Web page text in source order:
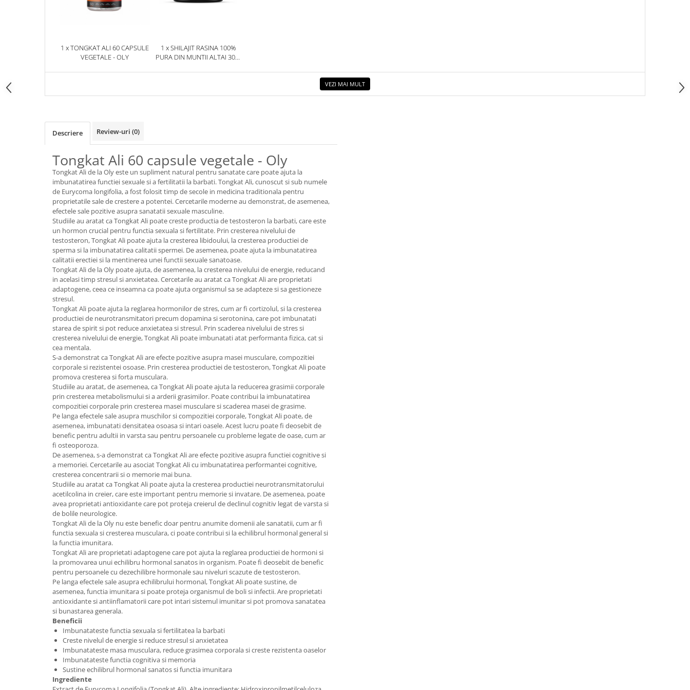
1 x TONGKAT ALI 60 CAPSULE
VEGETALE - OLY
1 x SHILAJIT RASINA 100%
PURA DIN MUNTII ALTAI 30G.
VEZI MAI MULT
Descriere Review-uri (0)
Tongkat Ali 60 capsule vegetale - Oly
Tongkat Ali de la Oly este un supliment natural pentru sanatate care poate ajuta la
imbunatatirea functiei sexuale si a fertilitatii la barbati. Tongkat Ali, cunoscut si sub numele
de Eurycoma longifolia, a fost folosit timp de secole in medicina traditionala pentru
proprietatile sale de crestere a potentei. Cercetarile moderne au demonstrat, de asemenea,
efectele sale pozitive asupra sanatatii sexuale masculine.
Studiile au aratat ca Tongkat Ali poate creste productia de testosteron la barbati, care este
un hormon crucial pentru functia sexuala si fertilitate. Prin cresterea nivelului de
testosteron, Tongkat Ali poate ajuta la cresterea libidoului, la cresterea productiei de
sperma si la imbunatatirea calitatii spermei. De asemenea, poate ajuta la imbunatatirea
calitatii erectiei si la mentinerea unei functii sexuale sanatoase.
Tongkat Ali de la Oly poate ajuta, de asemenea, la cresterea nivelului de energie, reducand
in acelasi timp stresul si anxietatea. Cercetarile au aratat ca Tongkat Ali are proprietati
adaptogene, ceea ce inseamna ca poate ajuta organismul sa se adapteze si sa gestioneze
stresul.
Tongkat Ali poate ajuta la reglarea hormonilor de stres, cum ar fi cortizolul, si la cresterea
productiei de neurotransmitatori precum dopamina si serotonina, care pot imbunatati
starea de spirit si pot reduce anxietatea si stresul. Prin scaderea nivelului de stres si
cresterea nivelului de energie, Tongkat Ali poate imbunatati atat performanta fizica, cat si
cea mentala.
S-a demonstrat ca Tongkat Ali are efecte pozitive asupra masei musculare, compozitiei
corporale si rezistentei osoase. Prin cresterea productiei de testosteron, Tongkat Ali poate
promova cresterea si forta musculara.
Studiile au aratat, de asemenea, ca Tongkat Ali poate ajuta la reducerea grasimii corporale
prin cresterea metabolismului si a arderii grasimilor. Poate contribui la imbunatatirea
compozitiei corporale prin cresterea masei musculare si scaderea masei de grasime.
Pe langa efectele sale asupra muschilor si compozitiei corporale, Tongkat Ali poate, de
asemenea, imbunatati densitatea osoasa si intari oasele. Acest lucru poate fi deosebit de
benefic pentru adultii in varsta sau pentru persoanele cu probleme legate de oase, cum ar
fi osteoporoza.
De asemenea, s-a demonstrat ca Tongkat Ali are efecte pozitive asupra functiei cognitive si
a memoriei. Cercetarile au asociat Tongkat Ali cu imbunatatirea performantei cognitive,
cresterea concentrarii si o memorie mai buna.
Studiile au aratat ca Tongkat Ali poate ajuta la cresterea productiei neurotransmitatorului
acetilcolina in creier, care este important pentru memorie si invatare. De asemenea, poate
avea proprietati antioxidante care pot proteja creierul de declinul cognitiv legat de varsta si
de bolile neurologice.
Tongkat Ali de la Oly nu este benefic doar pentru anumite domenii ale sanatatii, cum ar fi
functia sexuala si cresterea musculara, ci poate contribui si la echilibrul hormonal general si
la functia imunitara.
Tongkat Ali are proprietati adaptogene care pot ajuta la reglarea productiei de hormoni si
la promovarea unui echilibru hormonal sanatos in organism. Poate fi deosebit de benefic
pentru persoanele cu dezechilibre hormonale sau niveluri scazute de testosteron.
Pe langa efectele sale asupra echilibrului hormonal, Tongkat Ali poate sustine, de
asemenea, functia imunitara si poate proteja organismul de boli si infectii. Are proprietati
antioxidante si antiinflamatorii care pot intari sistemul imunitar si pot promova sanatatea
si bunastarea generala.
Beneficii
Imbunatateste functia sexuala si fertilitatea la barbati
Creste nivelul de energie si reduce stresul si anxietatea
Imbunatateste masa musculara, reduce grasimea corporala si creste rezistenta oaselor
Imbunatateste functia cognitiva si memoria
Sustine echilibrul hormonal sanatos si functia imunitara
Ingrediente